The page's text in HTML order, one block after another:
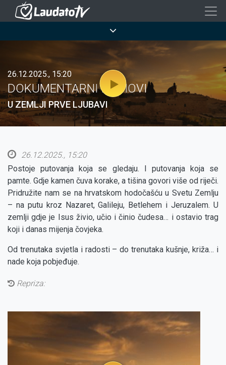
Skoči
sadržaj
26.12.2025., 15:20
DOKUMENTARNI FILMOVI
U ZEMLJI PRVE LJUBAVI
26.12.2025., 15:20
Postoje putovanja koja se gledaju. I putovanja koja se
pamte. Gdje kamen čuva korake, a tišina govori više od riječi.
Pridružite nam se na hrvatskom hodočašću u Svetu Zemlju
– na putu kroz Nazaret, Galileju, Betlehem i Jeruzalem. U
zemlji gdje je Isus živio, učio i činio čudesa… i ostavio trag
koji i danas mijenja čovjeka.
Od trenutaka svjetla i radosti – do trenutaka kušnje, križa… i
nade koja pobjeđuje.
Repriza: